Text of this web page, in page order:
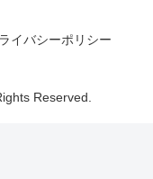
イバシーポリシー
Reserved.